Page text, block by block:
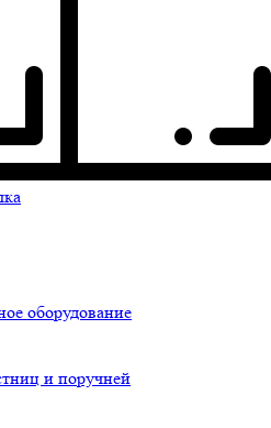
оборудование
и поручней